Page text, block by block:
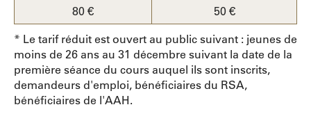
80 €
50 €
* Le tarif réduit est ouvert au public suivant : jeunes de
moins de 26 ans au 31 décembre suivant la date de la
première séance du cours auquel ils sont inscrits,
demandeurs d'emploi, bénéficiaires du RSA,
bénéficiaires de l'AAH.